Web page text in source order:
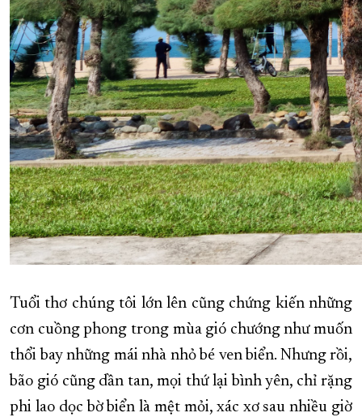
Tuổi thơ chúng tôi lớn lên cũng chứng kiến những
cơn cuồng phong trong mùa gió chướng như muốn
thổi bay những mái nhà nhỏ bé ven biển. Nhưng rồi,
bão gió cũng dần tan, mọi thứ lại bình yên, chỉ rặng
phi lao dọc bờ biển là mệt mỏi, xác xơ sau nhiều giờ